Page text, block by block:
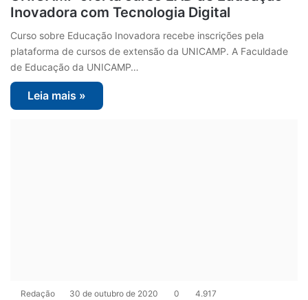
Inovadora com Tecnologia Digital
Curso sobre Educação Inovadora recebe inscrições pela
plataforma de cursos de extensão da UNICAMP. A Faculdade
de Educação da UNICAMP…
Leia mais »
Redação 30 de outubro de 2020 0 4.917